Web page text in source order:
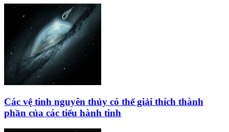
Các vệ tinh nguyên thủy có thể giải thích thành
phần của các tiểu hành tinh